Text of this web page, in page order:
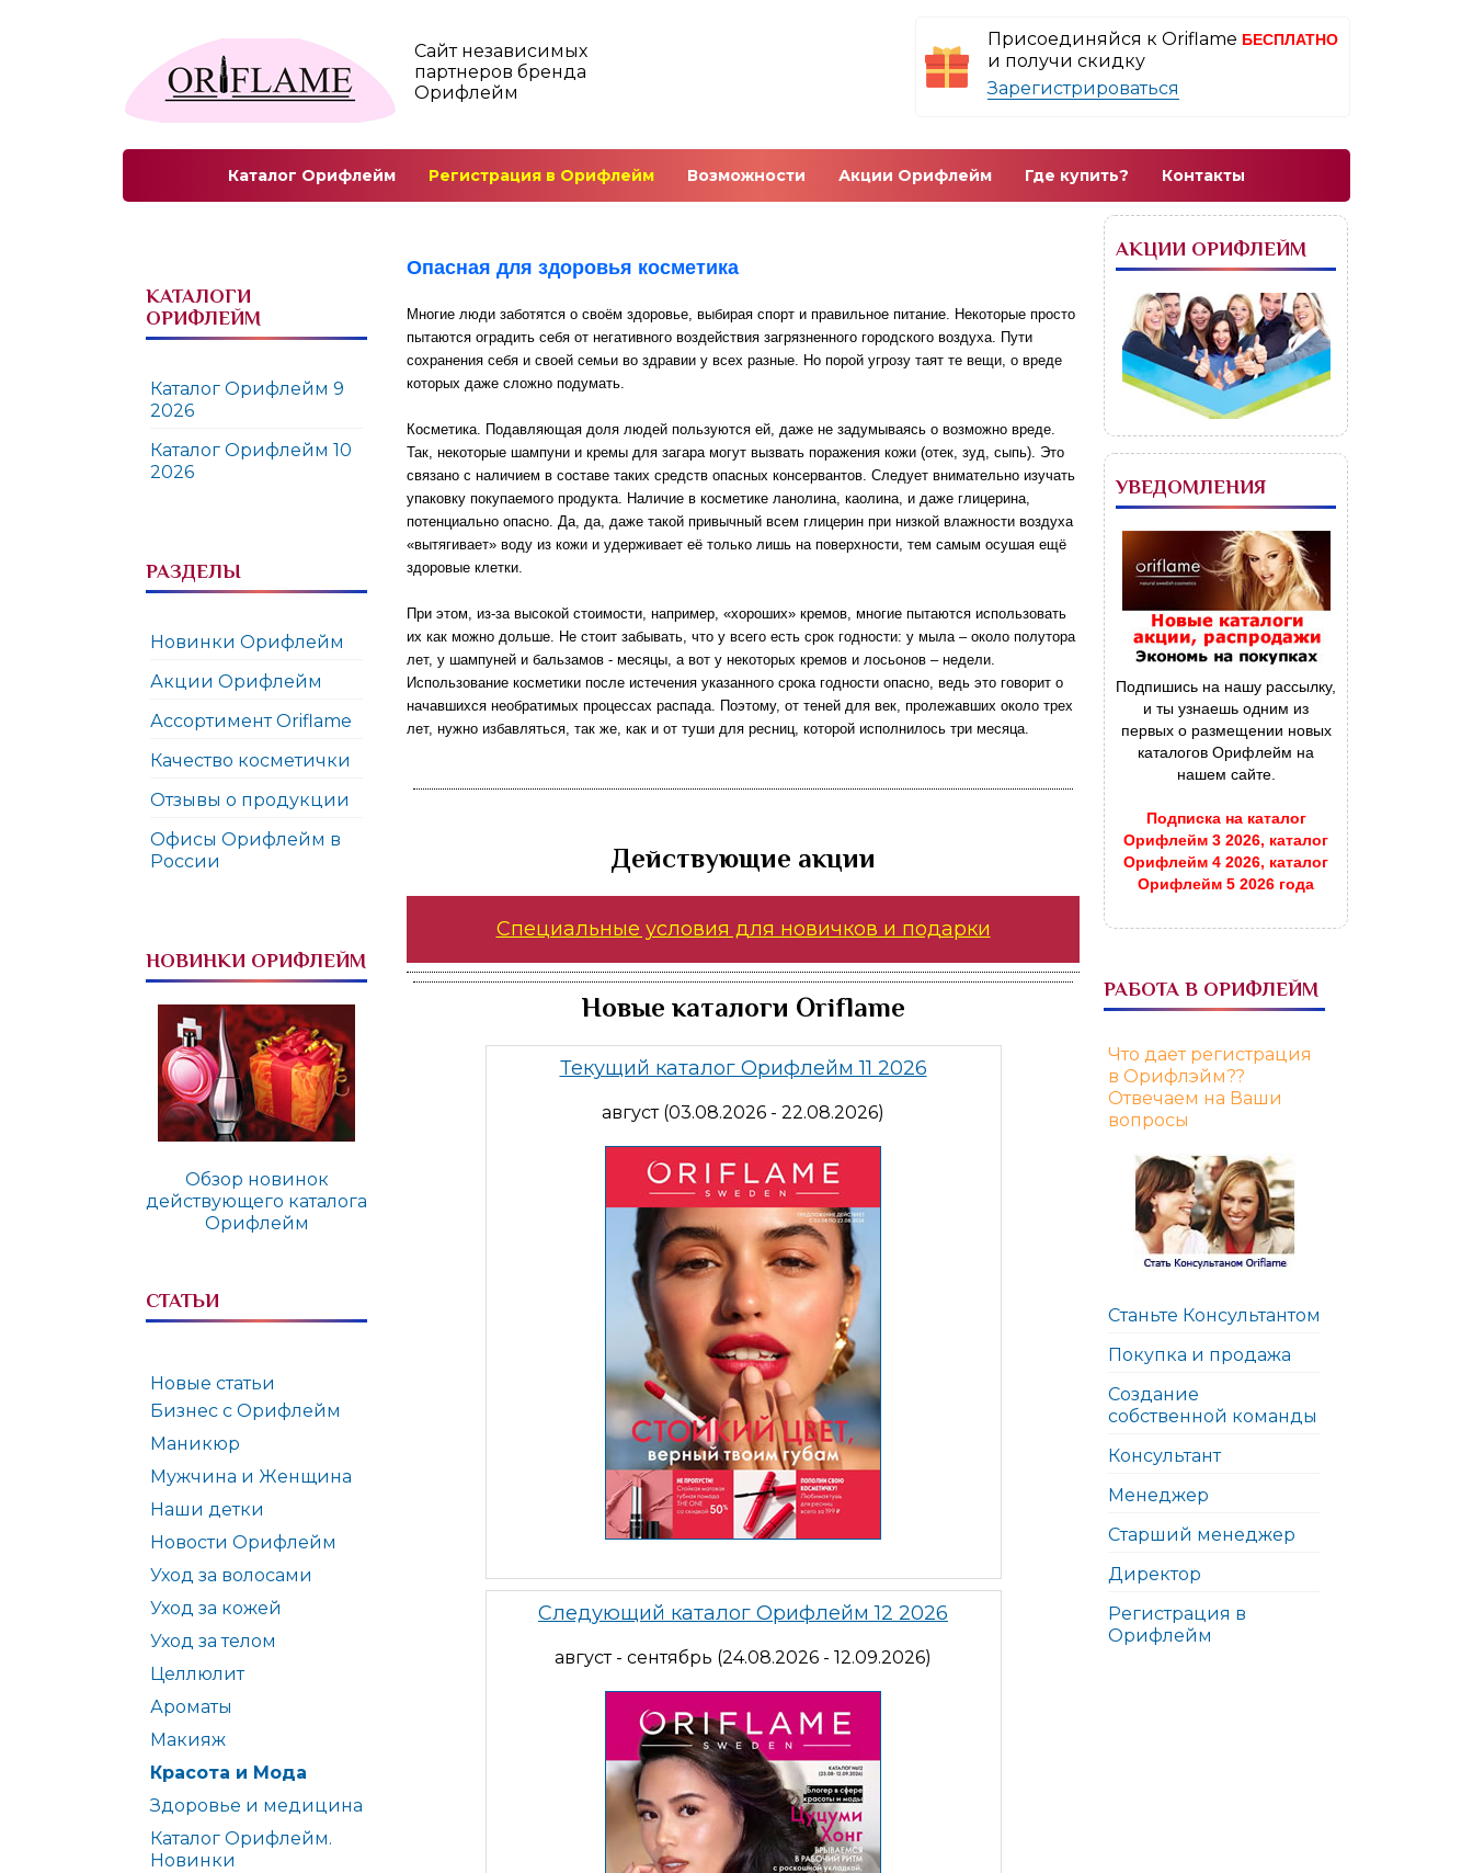
Сайт независимых
партнеров бренда
Орифлейм
Присоединяйся к Oriflame БЕСПЛАТНО
и получи скидку
Зарегистрироваться
Каталог Орифлейм Регистрация в Орифлейм Возможности Акции Орифлейм Где купить? Контакты
КАТАЛОГИ
ОРИФЛЕЙМ
Каталог Орифлейм 9
2026
Каталог Орифлейм 10
2026
РАЗДЕЛЫ
Новинки Орифлейм
Акции Орифлейм
Ассортимент Oriflame
Качество косметички
Отзывы о продукции
Офисы Орифлейм в
России
НОВИНКИ ОРИФЛЕЙМ
Обзор новинок
действующего каталога
Орифлейм
СТАТЬИ
Новые статьи
Бизнес с Орифлейм
Маникюр
Мужчина и Женщина
Наши детки
Новости Орифлейм
Уход за волосами
Уход за кожей
Уход за телом
Целлюлит
Ароматы
Макияж
Красота и Мода
Здоровье и медицина
Каталог Орифлейм.
Новинки
Опасная для здоровья косметика
Многие люди заботятся о своём здоровье, выбирая спорт и правильное питание. Некоторые просто
пытаются оградить себя от негативного воздействия загрязненного городского воздуха. Пути
сохранения себя и своей семьи во здравии у всех разные. Но порой угрозу таят те вещи, о вреде
которых даже сложно подумать.
Косметика. Подавляющая доля людей пользуются ей, даже не задумываясь о возможно вреде.
Так, некоторые шампуни и кремы для загара могут вызвать поражения кожи (отек, зуд, сыпь). Это
связано с наличием в составе таких средств опасных консервантов. Следует внимательно изучать
упаковку покупаемого продукта. Наличие в косметике ланолина, каолина, и даже глицерина,
потенциально опасно. Да, да, даже такой привычный всем глицерин при низкой влажности воздуха
«вытягивает» воду из кожи и удерживает её только лишь на поверхности, тем самым осушая ещё
здоровые клетки.
При этом, из-за высокой стоимости, например, «хороших» кремов, многие пытаются использовать
их как можно дольше. Не стоит забывать, что у всего есть срок годности: у мыла – около полутора
лет, у шампуней и бальзамов - месяцы, а вот у некоторых кремов и лосьонов – недели.
Использование косметики после истечения указанного срока годности опасно, ведь это говорит о
начавшихся необратимых процессах распада. Поэтому, от теней для век, пролежавших около трех
лет, нужно избавляться, так же, как и от туши для ресниц, которой исполнилось три месяца.
Действующие акции
Специальные условия для новичков и подарки
Новые каталоги Oriflame
Текущий каталог Орифлейм 11 2026
август (03.08.2026 - 22.08.2026)
Следующий каталог Орифлейм 12 2026
август - сентябрь (24.08.2026 - 12.09.2026)
АКЦИИ ОРИФЛЕЙМ
УВЕДОМЛЕНИЯ
Подпишись на нашу рассылку,
и ты узнаешь одним из
первых о размещении новых
каталогов Орифлейм на
нашем сайте.
Подписка на каталог
Орифлейм 3 2026, каталог
Орифлейм 4 2026, каталог
Орифлейм 5 2026 года
РАБОТА В ОРИФЛЕЙМ
Что дает регистрация
в Орифлэйм??
Отвечаем на Ваши
вопросы
Станьте Консультантом
Покупка и продажа
Создание
собственной команды
Консультант
Менеджер
Старший менеджер
Директор
Регистрация в
Орифлейм